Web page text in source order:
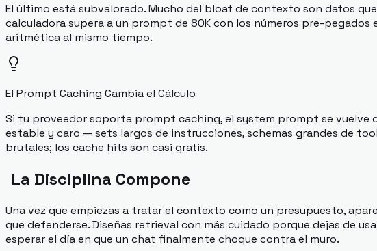
El último está subvalorado. Mucho del bloat de contexto son datos
calculadora supera a un prompt de 80K con los números pre-
aritmética al mismo tiempo.
El Prompt Caching Cambia el Cálculo
Si tu proveedor soporta prompt caching, el system prompt se vuelve
estable y caro — sets largos de instrucciones, schemas grandes de
brutales; los cache hits son casi gratis.
La Disciplina Compone
Una vez que empiezas a tratar el contexto como un presupuesto,
que defenderse. Diseñas retrieval con más cuidado porque dejas de
esperar el día en que un chat finalmente choque contra el muro.